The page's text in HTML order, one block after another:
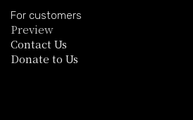
For customers
Preview
Contact Us
Donate to Us